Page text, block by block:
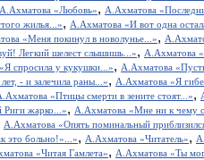
А.Ахматова «Любовь», А.Ахматова
жилья...», А.Ахматова «И вот одна
«Меня покинул в новолунье...»,
Легкий шелест слышишь...», А.Ахматова
спросила у кукушки...», А.Ахматова
- и залечила раны...», А.Ахматова «Я
«Птицы смерти в зените стоят...»,
Риги жарко...», А.Ахматова «Мне ни к чему
А.Ахматова «Опять поминальный
это больно!»...», А.Ахматова «Читатель»,
«Читая Гамлета», А.Ахматова «Ты